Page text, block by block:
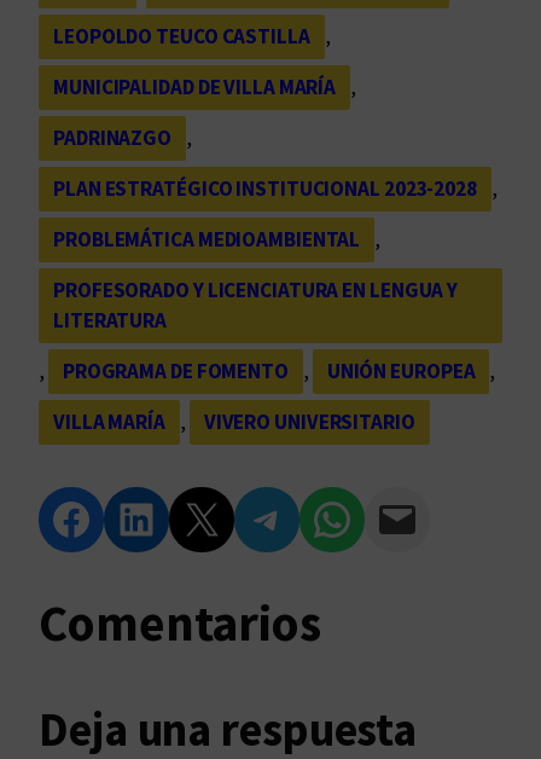
LEOPOLDO TEUCO CASTILLA
,
MUNICIPALIDAD DE VILLA MARÍA
,
PADRINAZGO
,
PLAN ESTRATÉGICO INSTITUCIONAL 2023-2028
,
PROBLEMÁTICA MEDIOAMBIENTAL
,
PROFESORADO Y LICENCIATURA EN LENGUA Y
LITERATURA
,
PROGRAMA DE FOMENTO , UNIÓN EUROPEA
,
VILLA MARÍA
, VIVERO UNIVERSITARIO
Compartir en Facebook Compartir en LinkedIn Compartir en Twitter Compartir en Telegram Compartir en WhatsApp Compartir vía Email
Comentarios
Deja una respuesta